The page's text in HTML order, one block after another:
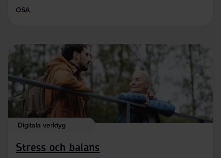
OSA
Digitala verktyg
Stress och balans